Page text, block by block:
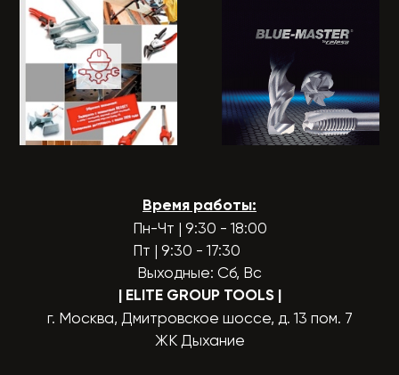
Время работы:
Пн-Чт | 9:30 - 18:00
Пт | 9:30 - 17:30
Выходные: Сб, Вс
| ELITE GROUP TOOLS |
г. Москва, Дмитровское шоссе, д. 13 пом. 7
ЖК Дыхание